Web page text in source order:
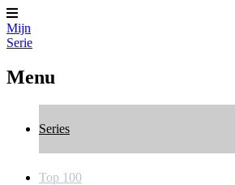
Mijn
Serie
Menu
Series
Top 100